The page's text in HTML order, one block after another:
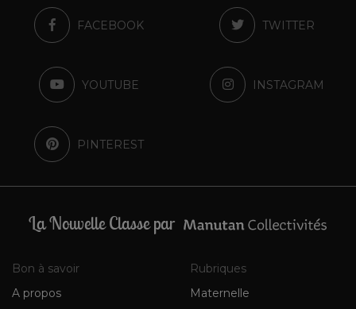
FACEBOOK TWITTER
YOUTUBE INSTAGRAM
PINTEREST
La Nouvelle Classe par
Bon à savoir
A propos
Rubriques
Maternelle